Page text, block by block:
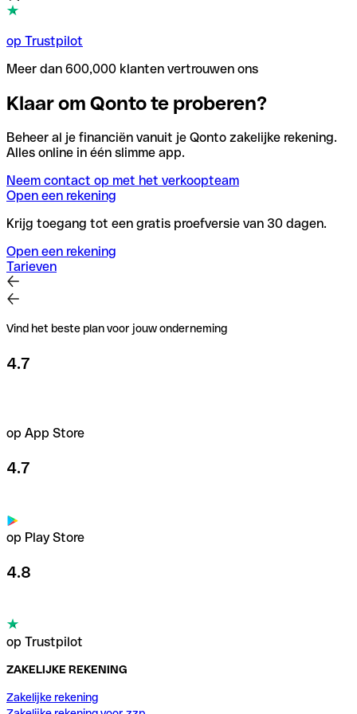
op Trustpilot
Meer dan 600,000 klanten vertrouwen ons
Klaar om Qonto te proberen?
Beheer al je financiën vanuit je Qonto zakelijke rekening.
Alles online in één slimme app.
Neem contact op met het verkoopteam
Open een rekening
Krijg toegang tot een gratis proefversie van 30 dagen.
Open een rekening
Tarieven
Vind het beste plan voor jouw onderneming
4.7
op App Store
4.7
op Play Store
4.8
op Trustpilot
ZAKELIJKE REKENING
Zakelijke rekening